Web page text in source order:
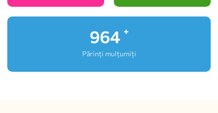
1,000
Părinți mulțumiți